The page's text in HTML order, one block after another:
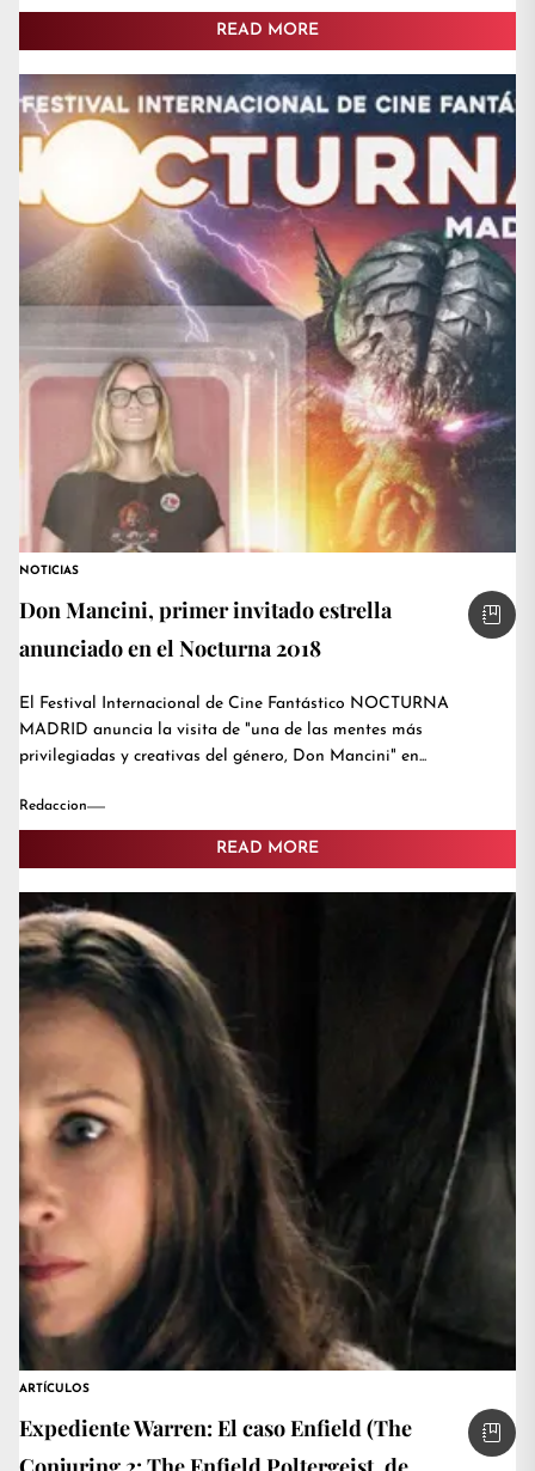
READ MORE
NOTICIAS
Don Mancini, primer invitado estrella
anunciado en el Nocturna 2018
El Festival Internacional de Cine Fantástico NOCTURNA
MADRID anuncia la visita de "una de las mentes más
privilegiadas y creativas del género, Don Mancini" en...
Redaccion
READ MORE
ARTÍCULOS
Expediente Warren: El caso Enfield (The